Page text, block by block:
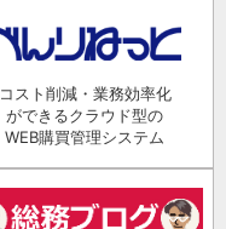
コスト削減・業務効率化
ができるクラウド型の
WEB購買管理システム